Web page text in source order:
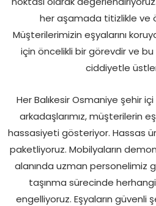
her aşamada titizlikle ve
Müşterilerimizin eşyalarını
için öncelikli bir görevdir ve
ciddiyetle
Her Balıkesir Osmaniye şehir
arkadaşlarımız, müşterilerin
hassasiyeti gösteriyor. Hassas
paketliyoruz. Mobilyaların
alanında uzman personelimiz
taşınma sürecinde herhangi
engelliyoruz. Eşyaların güvenli